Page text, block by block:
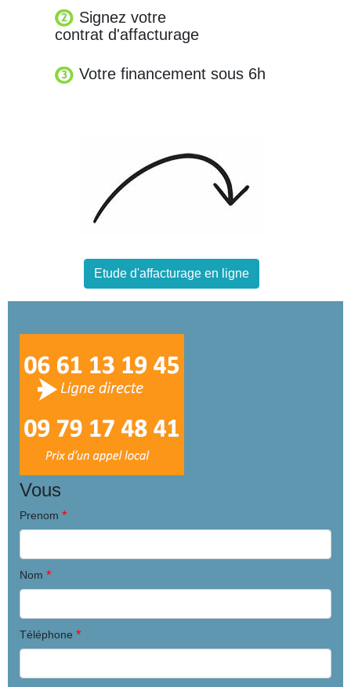
Signez votre
contrat d'affacturage
Votre financement sous 6h
Etude d'affacturage en ligne
Vous
Prenom *
Nom *
Téléphone *